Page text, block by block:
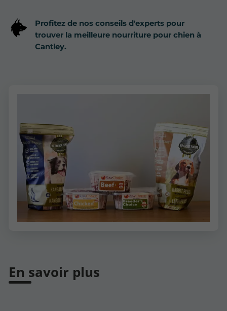
Profitez de nos conseils d'experts pour
trouver la meilleure nourriture pour chien à
Cantley.
En savoir plus